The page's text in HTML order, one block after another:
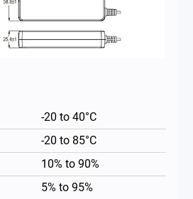
-20 to 40°C
-20 to 85°C
10% to 90%
5% to 95%